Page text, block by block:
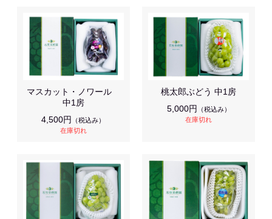
マスカット・ノワール
中1房
4,500円
（税込み）
在庫切れ
桃太郎ぶどう 中1房
5,000円
（税込み）
在庫切れ